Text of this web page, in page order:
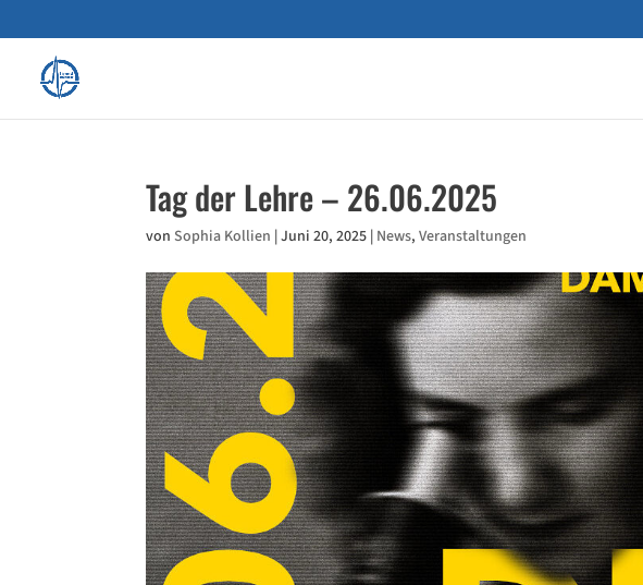
Tag der Lehre – 26.06.2025
vonSophia Kollien |Juni 20, 2025 | News,Veranstaltungen